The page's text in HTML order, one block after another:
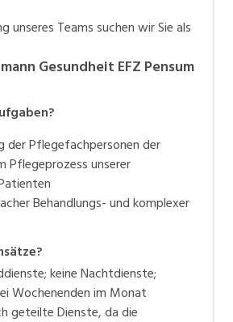
unseres Teams suchen wir Sie als
Gesundheit EFZ Pensum
der Pflegefachpersonen der
Pflegeprozess unserer
Behandlungs- und komplexer
keine Nachtdienste;
Wochenenden im Monat
geteilte Dienste, da die